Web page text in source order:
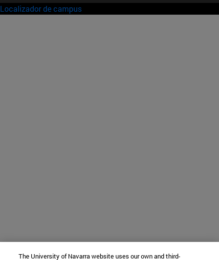
Localizador de campus
The University of Navarra website uses our own and third-